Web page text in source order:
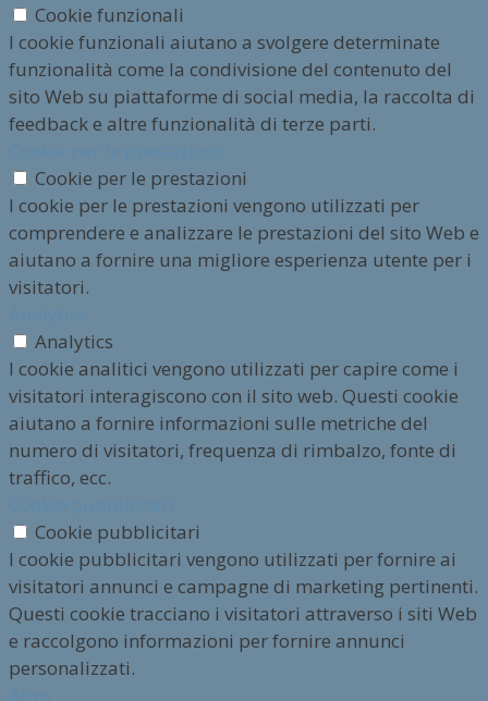
Cookie funzionali
I cookie funzionali aiutano a svolgere determinate
funzionalità come la condivisione del contenuto del
sito Web su piattaforme di social media, la raccolta di
feedback e altre funzionalità di terze parti.
Cookie per le prestazioni
I cookie per le prestazioni vengono utilizzati per
comprendere e analizzare le prestazioni del sito Web e
aiutano a fornire una migliore esperienza utente per i
visitatori.
Analytics
I cookie analitici vengono utilizzati per capire come i
visitatori interagiscono con il sito web. Questi cookie
aiutano a fornire informazioni sulle metriche del
numero di visitatori, frequenza di rimbalzo, fonte di
traffico, ecc.
Cookie pubblicitari
I cookie pubblicitari vengono utilizzati per fornire ai
visitatori annunci e campagne di marketing pertinenti.
Questi cookie tracciano i visitatori attraverso i siti Web
e raccolgono informazioni per fornire annunci
personalizzati.